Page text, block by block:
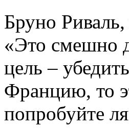
Бруно
«Это смешно
цель –
Францию, то
попробуйте